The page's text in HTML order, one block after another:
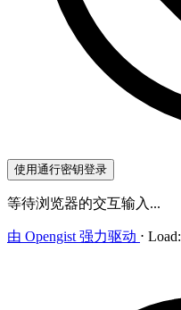
使用通行密钥登录
等待浏览器的交互输入...
由 Opengist 强力驱动 ⋅ Load: